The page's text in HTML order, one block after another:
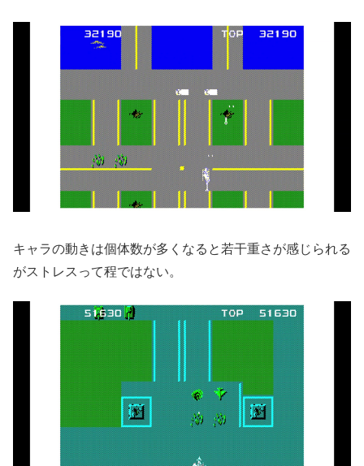
キャラの動きは個体数が多くなると若干重さが感じられる
がストレスって程ではない。